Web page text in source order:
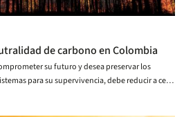
de carbono en Colombia
su futuro y desea preservar los
para su supervivencia, debe reducir a cero